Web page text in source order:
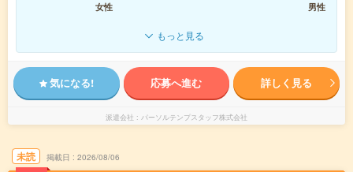
女性 男性
もっと見る
気になる! 応募へ進む 詳しく見る
派遣会社 パーソルテンプスタッフ株式会社
未読 掲載日 2026/08/06